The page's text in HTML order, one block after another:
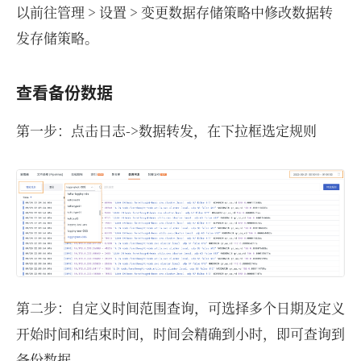
以前往管理 > 设置 > 变更数据存储策略中修改数据转
发存储策略。
查看备份数据
第一步：点击日志->数据转发，在下拉框选定规则
第二步：自定义时间范围查询，可选择多个日期及定义
开始时间和结束时间，时间会精确到小时，即可查询到